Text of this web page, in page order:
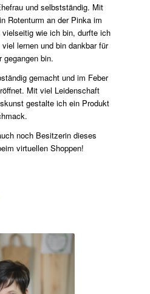
und selbstständig. Mit
Rotenturm an der Pinka im
wie ich bin, durfte ich
lernen und bin dankbar für
gegangen bin.
gemacht und im Feber
Mit viel Leidenschaft
gestalte ich ein Produkt
noch Besitzerin dieses
virtuellen Shoppen!